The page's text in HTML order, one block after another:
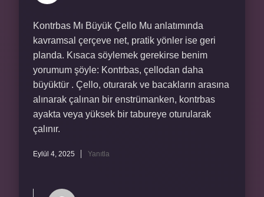
Kontrbas Mı Büyük Çello Mu anlatımında
kavramsal çerçeve net, pratik yönler ise geri
planda. Kısaca söylemek gerekirse benim
yorumum şöyle: Kontrbas, çellodan daha
büyüktür . Çello, oturarak ve bacakların arasına
alınarak çalınan bir enstrümanken, kontrbas
ayakta veya yüksek bir tabureye oturularak
çalınır.
Eylül 4, 2025 Yanıtla